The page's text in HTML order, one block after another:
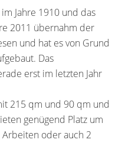
Jahre 1910 und das
2011 übernahm der
und hat es von Grund
Das
erst im letzten Jahr
215 qm und 90 qm und
genügend Platz um
oder auch 2